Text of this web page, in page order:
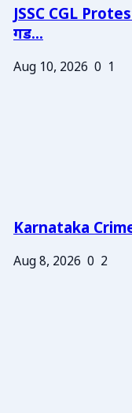
JSSC CGL
गड...
Aug 10, 2026 0 1
Karnataka
Aug 8, 2026 0 2